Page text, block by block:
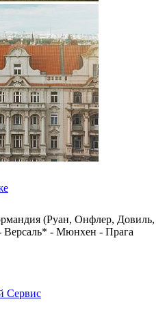
(Руан, Онфлер, Довиль,
- Мюнхен - Прага
Сервис